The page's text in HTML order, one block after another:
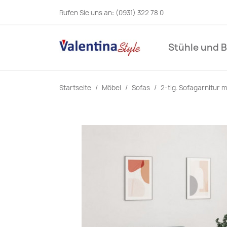
Rufen Sie uns an: (0931) 322 78 0
Stühle und
Startseite Möbel Sofas 2-tlg. Sofagarnitur